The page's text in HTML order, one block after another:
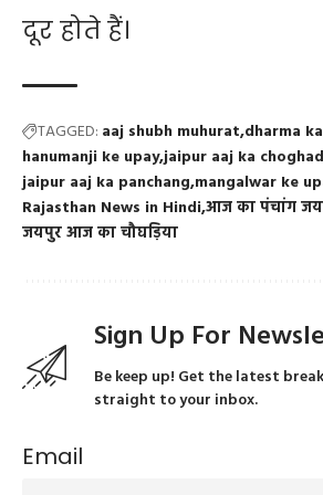
दूर होते हैं।
TAGGED: aaj shubh muhurat dharma
hanumanji ke upayjaipur aaj ka
jaipur aaj ka panchang mangalwar ke
Rajasthan News in Hindiआज का पंचांग
जयपुर आज का चौघड़िया
Sign Up For
Be keep up! Get the latest
straight to your inbox.
Email